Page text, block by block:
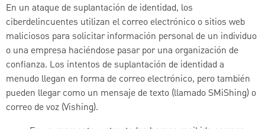
En un ataque de suplantación de identidad, los
ciberdelincuentes utilizan el correo electrónico o sitios web
maliciosos para solicitar información personal de un individuo
o una empresa haciéndose pasar por una organización de
confianza. Los intentos de suplantación de identidad a
menudo llegan en forma de correo electrónico, pero también
pueden llegar como un mensaje de texto (llamado SMiShing) o
correo de voz (Vishing).